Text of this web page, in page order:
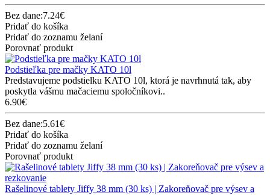
Bez dane:7.24€
Pridať do košíka
Pridať do zoznamu želaní
Porovnať produkt
Podstieľka pre mačky KATO 10l
Predstavujeme podstielku KATO 10l, ktorá je navrhnutá tak, aby
poskytla vášmu mačaciemu spoločníkovi..
6.90€
Bez dane:5.61€
Pridať do košíka
Pridať do zoznamu želaní
Porovnať produkt
Rašelinové tablety Jiffy 38 mm (30 ks) | Zakoreňovač pre výsev a